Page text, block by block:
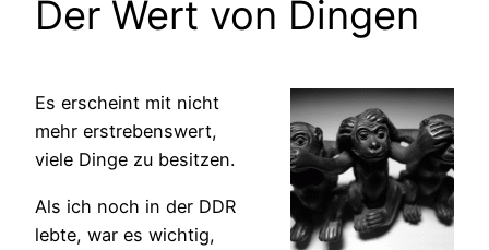
Der Wert von Dingen
Es erscheint mit nicht
mehr erstrebenswert,
viele Dinge zu besitzen.
Als ich noch in der DDR
lebte, war es wichtig,